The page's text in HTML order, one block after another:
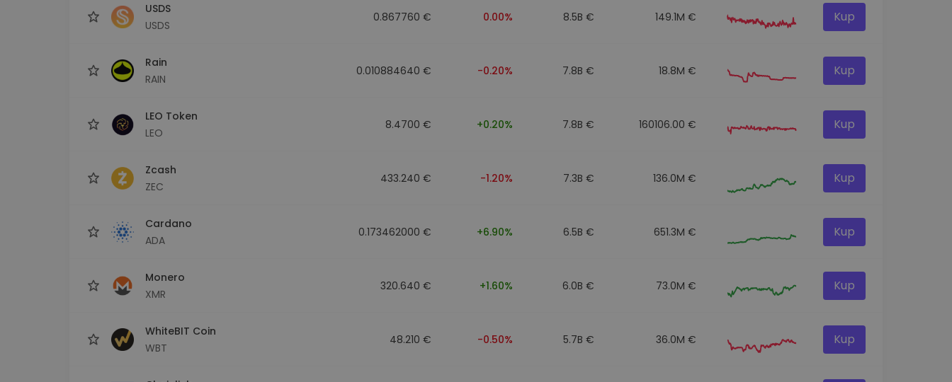
USDS
USDS
0.867760 € 0.00% 8.5B € 149.1M € Kup
Rain
RAIN
0.010884640 € -0.20% 7.8B € 18.8M € Kup
LEO Token
LEO
8.4700 € +0.20% 7.8B € 160106.00 € Kup
Zcash
ZEC
433.240 € -1.20% 7.3B € 136.0M € Kup
Cardano
ADA
0.173462000 € +6.90% 6.5B € 651.3M € Kup
Monero
XMR
320.640 € +1.60% 6.0B € 73.0M € Kup
WhiteBIT Coin
WBT
48.210 € -0.50% 5.7B € 36.0M € Kup